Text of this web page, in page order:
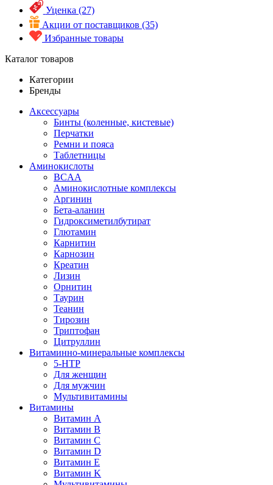
Уценка (27)
Акции от поставщиков (35)
Избранные товары
Каталог товаров
Категории
Бренды
Аксессуары
Бинты (коленные, кистевые)
Перчатки
Ремни и пояса
Таблетницы
Аминокислоты
BCAA
Аминокислотные комплексы
Аргинин
Бета-аланин
Гидроксиметилбутират
Глютамин
Карнитин
Карнозин
Креатин
Лизин
Орнитин
Таурин
Теанин
Тирозин
Триптофан
Цитруллин
Витаминно-минеральные комплексы
5-HTP
Для женщин
Для мужчин
Мультивитамины
Витамины
Витамин A
Витамин B
Витамин C
Витамин D
Витамин E
Витамин K